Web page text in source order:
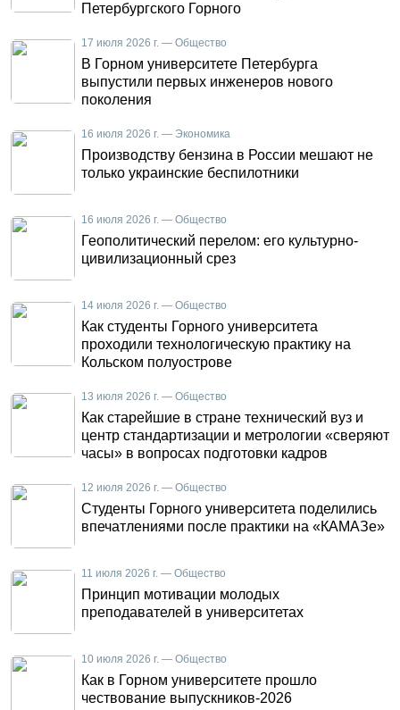
Петербургского Горного
17 июля 2026 г. — Общество
В Горном университете Петербурга
выпустили первых инженеров нового
поколения
16 июля 2026 г. — Экономика
Производству бензина в России мешают не
только украинские беспилотники
16 июля 2026 г. — Общество
Геополитический перелом: его культурно-
цивилизационный срез
14 июля 2026 г. — Общество
Как студенты Горного университета
проходили технологическую практику на
Кольском полуострове
13 июля 2026 г. — Общество
Как старейшие в стране технический вуз и
центр стандартизации и метрологии «сверяют
часы» в вопросах подготовки кадров
12 июля 2026 г. — Общество
Студенты Горного университета поделились
впечатлениями после практики на «КАМАЗе»
11 июля 2026 г. — Общество
Принцип мотивации молодых
преподавателей в университетах
10 июля 2026 г. — Общество
Как в Горном университете прошло
чествование выпускников-2026